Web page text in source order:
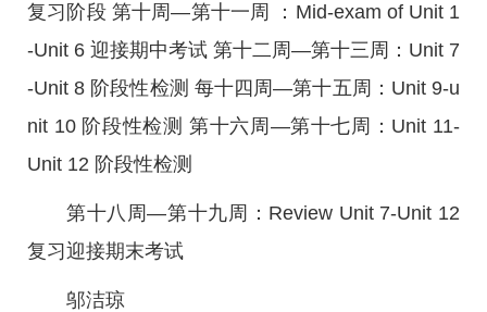
复习阶段 第十周—第十一周 ：Mid-exam of Unit 1
-Unit 6 迎接期中考试 第十二周—第十三周：Unit 7
-Unit 8 阶段性检测 每十四周—第十五周：Unit 9-u
nit 10 阶段性检测 第十六周—第十七周：Unit 11-
Unit 12 阶段性检测
第十八周—第十九周：Review Unit 7-Unit 12
复习迎接期末考试
邬洁琼